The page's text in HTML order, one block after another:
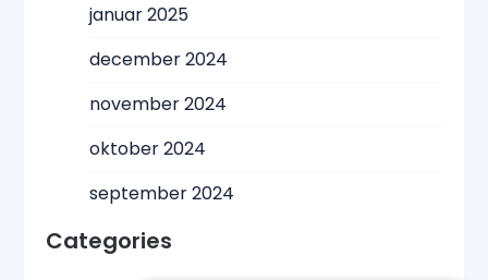
januar 2025
december 2024
november 2024
oktober 2024
september 2024
Categories